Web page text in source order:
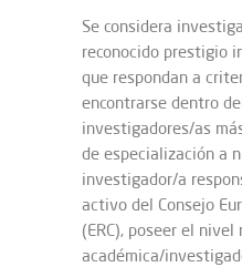
Se considera
reconocido prestigio
que respondan a
encontrarse dentro
investigadores/as
de especialización a
investigador/a
activo del Consejo
(ERC), poseer el
académica/